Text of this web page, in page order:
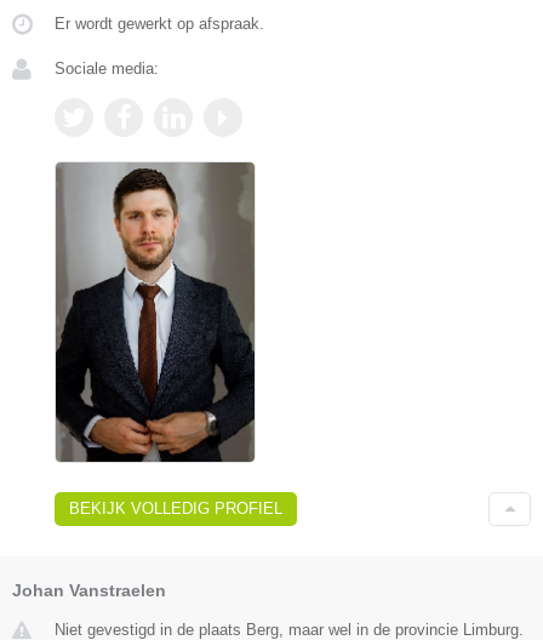
Er wordt gewerkt op afspraak.
Sociale media:
BEKIJK VOLLEDIG PROFIEL
Johan Vanstraelen
Niet gevestigd in de plaats Berg, maar wel in de provincie Limburg.